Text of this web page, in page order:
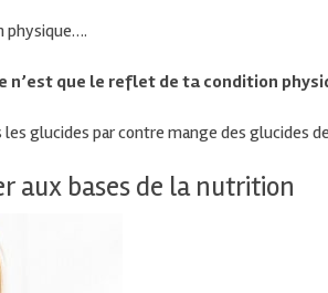
physique….
n’est que le reflet de ta condition
glucides par contre mange des glucides
aux bases de la nutrition